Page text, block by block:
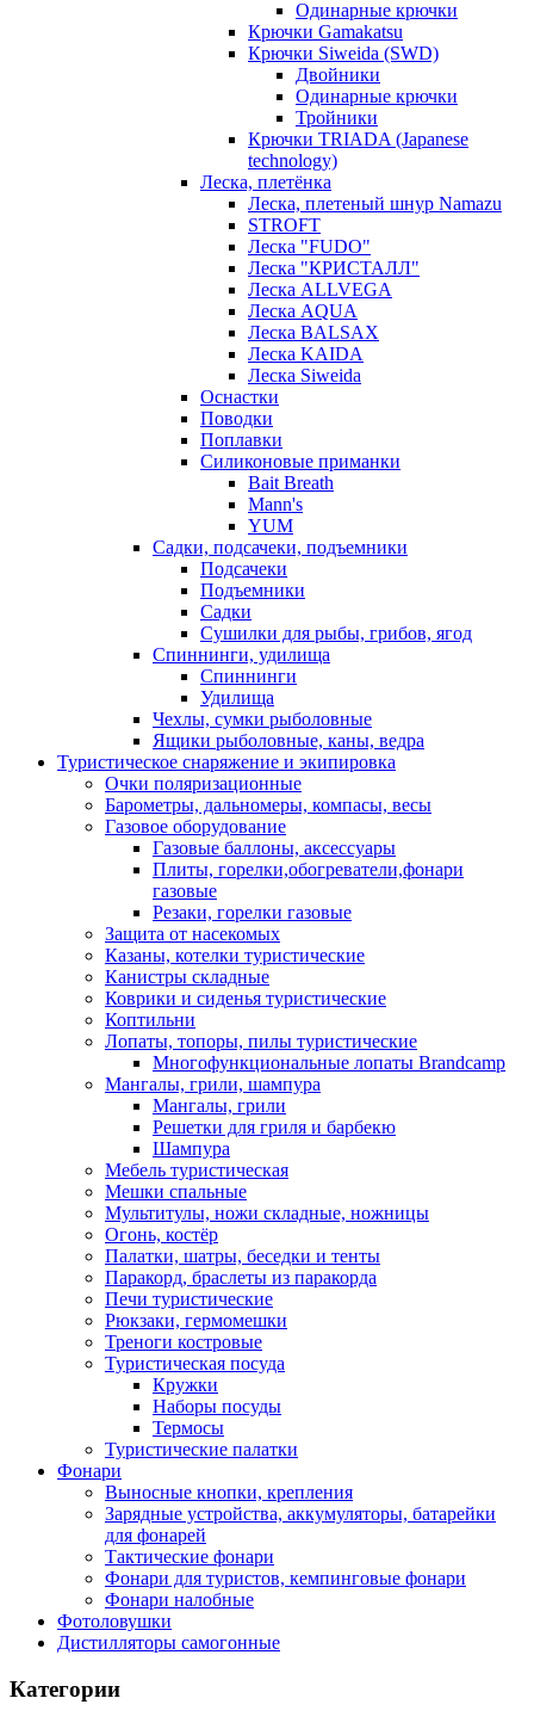
Одинарные крючки
Крючки Gamakatsu
Крючки Siweida (SWD)
Двойники
Одинарные крючки
Тройники
Крючки TRIADA (Japanese
technology)
Леска, плетёнка
Леска, плетеный шнур Namazu
STROFT
Леска "FUDO"
Леска "КРИСТАЛЛ"
Леска ALLVEGA
Леска AQUA
Леска BALSAX
Леска KAIDA
Леска Siweida
Оснастки
Поводки
Поплавки
Силиконовые приманки
Bait Breath
Mann's
YUM
Садки, подсачеки, подъемники
Подсачеки
Подъемники
Садки
Сушилки для рыбы, грибов, ягод
Спиннинги, удилища
Спиннинги
Удилища
Чехлы, сумки рыболовные
Ящики рыболовные, каны, ведра
Туристическое снаряжение и экипировка
Очки поляризационные
Барометры, дальномеры, компасы, весы
Газовое оборудование
Газовые баллоны, аксессуары
Плиты, горелки,обогреватели,фонари
газовые
Резаки, горелки газовые
Защита от насекомых
Казаны, котелки туристические
Канистры складные
Коврики и сиденья туристические
Коптильни
Лопаты, топоры, пилы туристические
Многофункциональные лопаты Brandcamp
Мангалы, грили, шампура
Мангалы, грили
Решетки для гриля и барбекю
Шампура
Мебель туристическая
Мешки спальные
Мультитулы, ножи складные, ножницы
Огонь, костёр
Палатки, шатры, беседки и тенты
Паракорд, браслеты из паракорда
Печи туристические
Рюкзаки, гермомешки
Треноги костровые
Туристическая посуда
Кружки
Наборы посуды
Термосы
Туристические палатки
Фонари
Выносные кнопки, крепления
Зарядные устройства, аккумуляторы, батарейки
для фонарей
Тактические фонари
Фонари для туристов, кемпинговые фонари
Фонари налобные
Фотоловушки
Дистилляторы самогонные
Категории